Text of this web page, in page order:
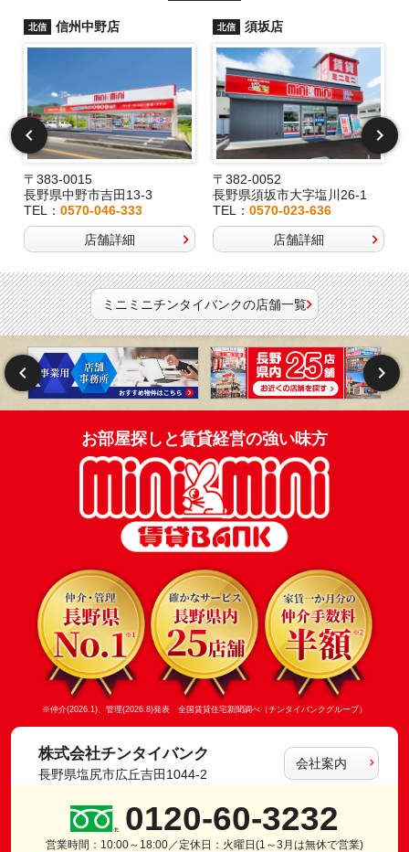
北信 信州中野店
〒383-0015
長野県中野市吉田13-3
TEL： 0570-046-333
店舗詳細
北信 須坂店
〒382-0052
長野県須坂市大字塩川26-1
TEL：0570-023-636
店舗詳細
ミニミニチンタイバンクの店舗一覧
お部屋探しと賃貸経営の強い味方
※仲介(2026.1)、管理(2026.8)発表 全国賃貸住宅新聞調べ（チンタイバンクグループ）
株式会社チンタイバンク
長野県塩尻市広丘吉田1044-2
会社案内
0120-60-3232
営業時間：10:00～18:00／定休日：火曜日(1～3月は無休で営業)